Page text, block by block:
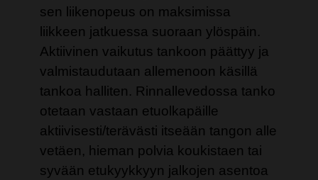
sen liikenopeus on maksimissa
liikkeen jatkuessa suoraan ylöspäin.
Aktiivinen vaikutus tankoon päättyy ja
valmistaudutaan allemenoon käsillä
tankoa halliten. Rinnallevedossa tanko
otetaan vastaan etuolkapäille
aktiivisesti/terävästi itseään tangon alle
vetäen, hieman polvia koukistaen tai
syvään etukyykkyyn jalkojen asentoa